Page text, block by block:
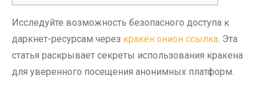
Исследуйте возможность безопасного доступа к
даркнет-ресурсам через кракен онион ссылка. Эта
статья раскрывает секреты использования кракена
для уверенного посещения анонимных платформ.